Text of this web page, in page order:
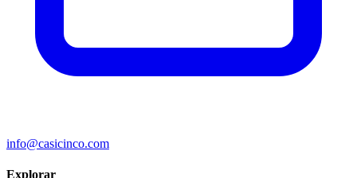
info@casicinco.com
Explorar